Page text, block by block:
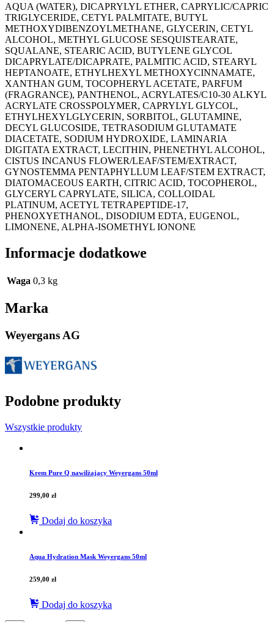
AQUA (WATER), DICAPRYLYL ETHER, CAPRYLIC/CAPRIC
TRIGLYCERIDE, CETYL PALMITATE, BUTYL
METHOXYDIBENZOYLMETHANE, GLYCERIN, CETYL
ALCOHOL, METHYL GLUCOSE SESQUISTEARATE,
SQUALANE, STEARIC ACID, BUTYLENE GLYCOL
DICAPRYLATE/DICAPRATE, PALMITIC ACID, STEARYL
HEPTANOATE, ETHYLHEXYL METHOXYCINNAMATE,
XANTHAN GUM, TOCOPHERYL ACETATE, PARFUM
(FRAGRANCE), PANTHENOL, ACRYLATES/C10-30 ALKYL
ACRYLATE CROSSPOLYMER, CAPRYLYL GLYCOL,
ETHYLHEXYLGLYCERIN, SORBITOL, GLUTAMINE,
DECYL GLUCOSIDE, TETRASODIUM GLUTAMATE
DIACETATE, SODIUM HYDROXIDE, LAMINARIA
DIGITATA EXTRACT, LECITHIN, PHENETHYL ALCOHOL,
CISTUS INCANUS FLOWER/LEAF/STEM/EXTRACT,
GYNOSTEMMA PENTAPHYLLUM LEAF/STEM EXTRACT,
DIATOMACEOUS EARTH, CITRIC ACID, TOCOPHEROL,
GLYCERYL CAPRYLATE, SILICA, COLLOIDAL
PLATINUM, ACETYL TETRAPEPTIDE-17,
PHENOXYETHANOL, DISODIUM EDTA, EUGENOL,
LIMONENE, ALPHA-ISOMETHYL IONONE
Informacje dodatkowe
Waga 0,3 kg
Marka
Weyergans AG
Podobne produkty
Wszystkie produkty
Krem Pure Q nawilżający Weyergans 50ml
299,00 zł
Dodaj do koszyka
Aqua Hydration Mask Weyergans 50ml
259,00 zł
Dodaj do koszyka